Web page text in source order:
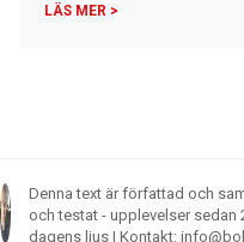
LÄS MER >
Denna text är författad och
och testat - upplevelser
dagens ljus | Kontakt: